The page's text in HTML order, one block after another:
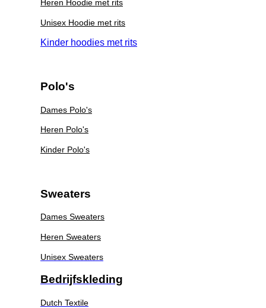
Heren Hoodie met rits
Unisex Hoodie met rits
Kinder hoodies met rits
Polo's
Dames Polo's
Heren Polo's
Kinder Polo's
Sweaters
Dames Sweaters
Heren Sweaters
Unisex Sweaters
Bedrijfskleding
Dutch Textile